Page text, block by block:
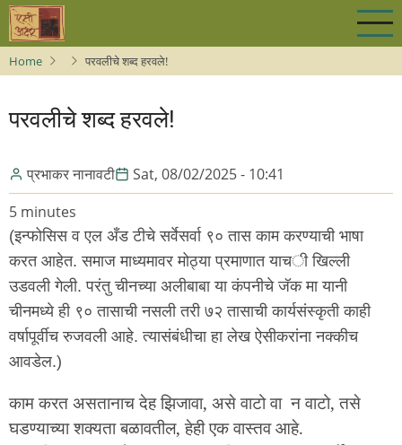
Skip
main
content
Home परवलीचे शब्द हरवले!
परवलीचे शब्द हरवले!
प्रभाकर नानावटी
Sat, 08/02/2025 - 10:41
5 minutes
(इन्फोसिस व एल अँड टीचे सर्वेसर्वा ९० तास काम करण्याची भाषा
करत आहेत. समाज माध्यमावर मोठ्या प्रमाणात याचीखिल्ली
उडवली गेली. परंतु चीनच्या अलीबाबा या कंपनीचे जॅक मा यानी
चीनमध्ये ही ९० तासाची नसली तरी ७२ तासाची कार्यसंस्कृती काही
वर्षापूर्वीच रुजवली आहे. त्यासंबंधीचा हा लेख ऐसीकरांना नक्कीच
आवडेल.)
काम करत असतानाच देह झिजावा, असे वाटो वा न वाटो, तसे
घडण्याच्या शक्यता बळावतील, हेही एक वास्तव आहे.